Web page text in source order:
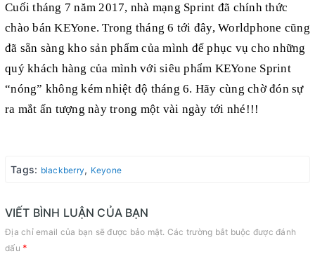
Cuối tháng 7 năm 2017, nhà mạng Sprint đã chính thức
chào bán KEYone. Trong tháng 6 tới đây, Worldphone cũng
đã sẵn sàng kho sản phẩm của mình để phục vụ cho những
quý khách hàng của mình với siêu phẩm KEYone Sprint
“nóng” không kém nhiệt độ tháng 6. Hãy cùng chờ đón sự
ra mắt ấn tượng này trong một vài ngày tới nhé!!!
Tags: blackberry, Keyone
VIẾT BÌNH LUẬN CỦA BẠN
Địa chỉ email của bạn sẽ được bảo mật. Các trường bắt buộc được đánh
dấu *